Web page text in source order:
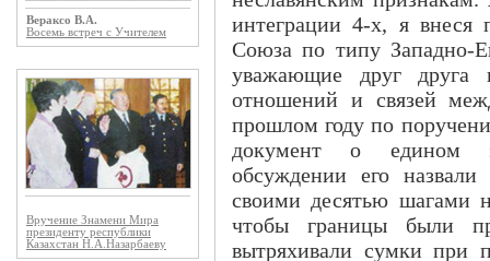
Вераксо В.А.
Восемь встреч с Учителем
Вручение Знамени Мира
президенту республики
Казахстан Н.А.Назарбаеву
интеграции 4-х, я внеся
Союза по типу Западно-
уважающие друг друга
отношений и связей
прошлом году по
документ о едином
обсуждении его
своими десятью шагами
чтобы границы были
вытряхивали сумки при